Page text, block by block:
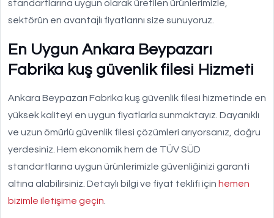
standartlarına uygun olarak üretilen ürünlerimizle,
sektörün en avantajlı fiyatlarını size sunuyoruz.
En Uygun Ankara Beypazarı
Fabrika kuş güvenlik filesi Hizmeti
Ankara Beypazarı Fabrika kuş güvenlik filesi hizmetinde en
yüksek kaliteyi en uygun fiyatlarla sunmaktayız. Dayanıklı
ve uzun ömürlü güvenlik filesi çözümleri arıyorsanız, doğru
yerdesiniz. Hem ekonomik hem de TÜV SÜD
standartlarına uygun ürünlerimizle güvenliğinizi garanti
altına alabilirsiniz. Detaylı bilgi ve fiyat teklifi için hemen
bizimle iletişime geçin